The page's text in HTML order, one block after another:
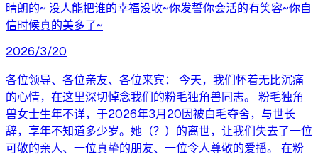
晴朗的~ 没人能把谁的幸福没收~你发誓你会活的有笑容~你自
信时候真的美多了~
2026/3/20
各位领导、各位亲友、各位来宾： 今天，我们怀着无比沉痛
的心情，在这里深切悼念我们的粉毛独角兽同志。 粉毛独角
兽女士生年不详，于2026年3月20因被白毛夺舍，与世长
辞，享年不知道多少岁。她（？）的离世，让我们失去了一位
可敬的亲人、一位真挚的朋友、一位令人尊敬的爱播。 在粉